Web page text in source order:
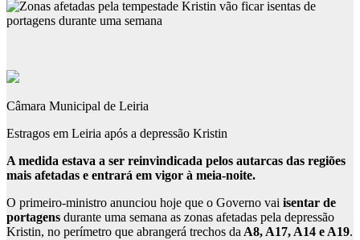
Câmara Municipal de Leiria
Estragos em Leiria após a depressão Kristin
A medida estava a ser reinvindicada pelos autarcas das regiões
mais afetadas e entrará em vigor à meia-noite.
O primeiro-ministro anunciou hoje que o Governo vai isentar de
portagens durante uma semana as zonas afetadas pela depressão
Kristin, no perímetro que abrangerá trechos daA8, A17, A14 e A19.